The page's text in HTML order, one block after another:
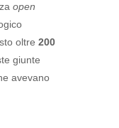
open
oltre 200
giunte
avevano